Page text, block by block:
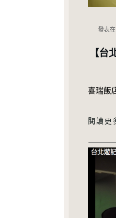
發表在
【
喜瑞飯
閱讀更